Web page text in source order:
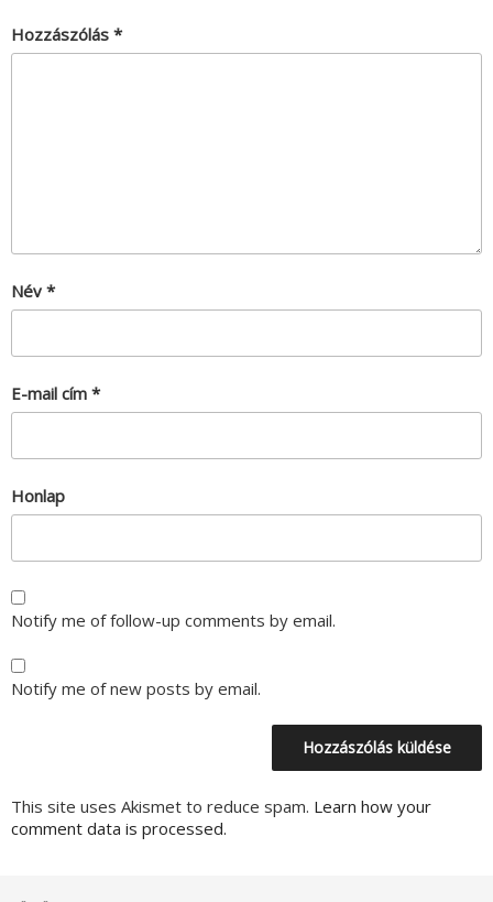
Hozzászólás *
Név *
E-mail cím *
Honlap
Notify me of follow-up comments by email.
Notify me of new posts by email.
This site uses Akismet to reduce spam. Learn how your
comment data is processed.